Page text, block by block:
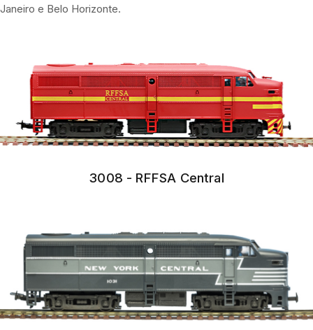
Janeiro e Belo Horizonte.
3008 - RFFSA Central